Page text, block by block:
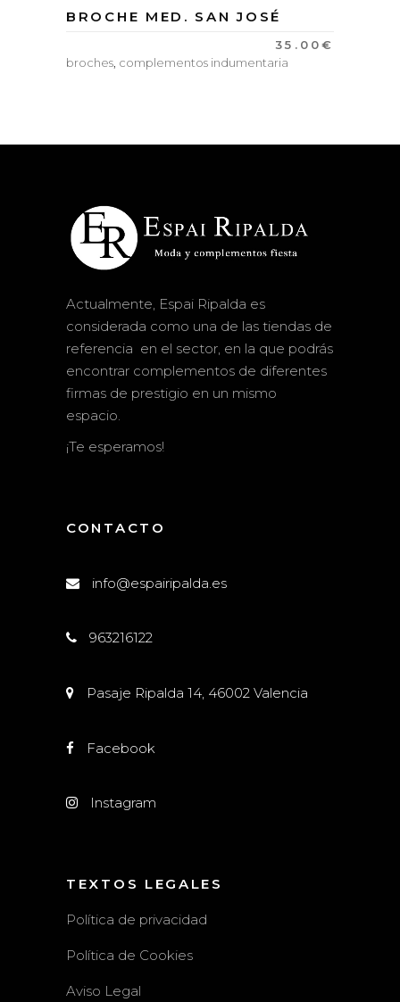
BROCHE MED. SAN JOSÉ
35.00€
broches complementos indumentaria
Actualmente, Espai Ripalda es
considerada como una de las tiendas de
referencia en el sector, en la que podrás
encontrar complementos de diferentes
firmas de prestigio en un mismo
espacio.
¡Te esperamos!
CONTACTO
info@espairipalda.es
963216122
Pasaje Ripalda 14, 46002 Valencia
Facebook
Instagram
TEXTOS LEGALES
Política de privacidad
Política de Cookies
Aviso Legal